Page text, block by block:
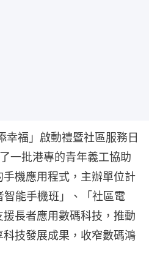
幸福」啟動禮暨社區服務日
一批港專的青年義工協助
機應用程式，主辦單位計
能手機班」、「社區電
長者應用數碼科技，推動
技發展成果，收窄數碼鴻